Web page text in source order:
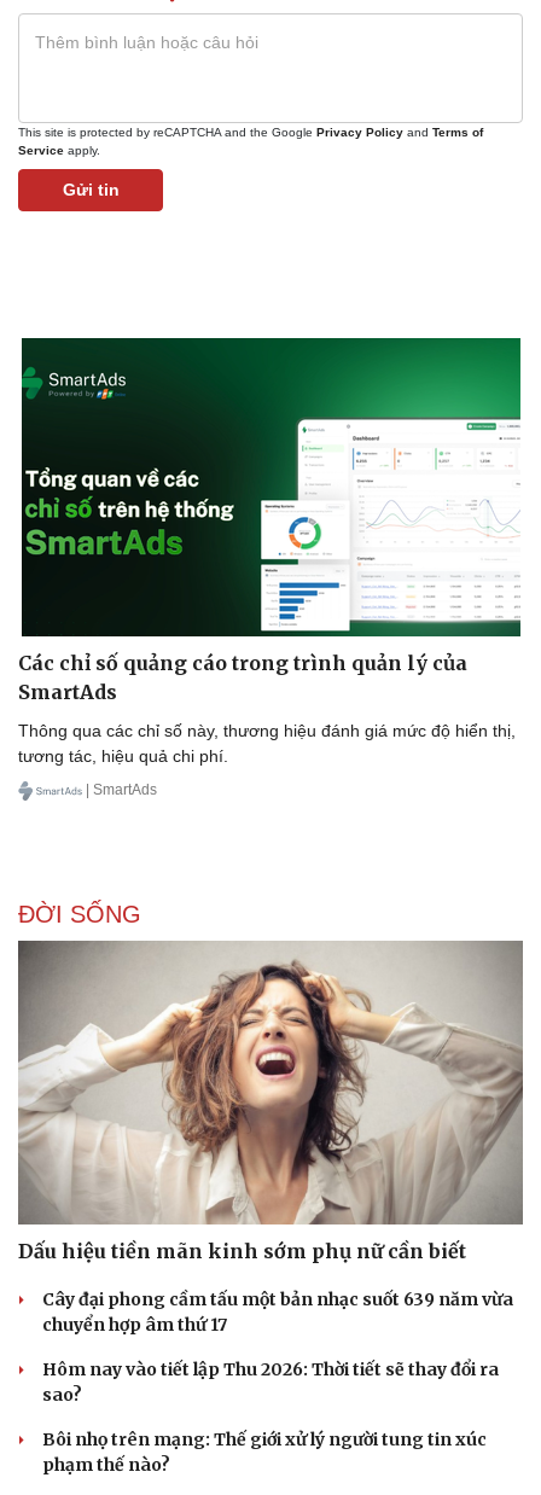
Kinh tế
Bất động sản
Vụ án
Tin nóng
Vũ khí
Phân tích
This site is protected by reCAPTCHA and the Google Privacy Policy and Terms of
Service apply.
Gửi tin
Các chỉ số quảng cáo trong trình quản lý của
SmartAds
Thông qua các chỉ số này, thương hiệu đánh giá mức độ hiển thị,
tương tác, hiệu quả chi phí.
| SmartAds
ĐỜI SỐNG
Dấu hiệu tiền mãn kinh sớm phụ nữ cần biết
Cây đại phong cầm tấu một bản nhạc suốt 639 năm vừa
chuyển hợp âm thứ 17
Hôm nay vào tiết lập Thu 2026: Thời tiết sẽ thay đổi ra
sao?
Bôi nhọ trên mạng: Thế giới xử lý người tung tin xúc
phạm thế nào?